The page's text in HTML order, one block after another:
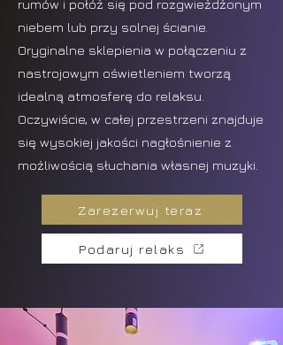
rumów i połóż się pod rozgwieżdżonym
niebem lub przy solnej ścianie.
Oryginalne sklepienia w połączeniu z
nastrojowym oświetleniem tworzą
idealną atmosferę do relaksu.
Oczywiście, w całej przestrzeni znajduje
się wysokiej jakości nagłośnienie z
możliwością słuchania własnej muzyki.
Zarezerwuj teraz
Podaruj relaks